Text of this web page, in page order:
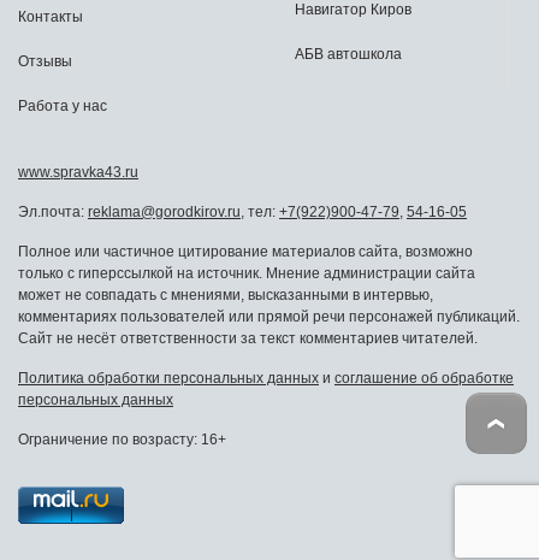
Контакты
Отзывы
Работа у нас
Навигатор Киров
АБВ автошкола
www.spravka43.ru
Эл.почта: reklama@gorodkirov.ru, тел: +7(922)900-47-79, 54-16-05
Полное или частичное цитирование материалов сайта, возможно
только с гиперссылкой на источник. Мнение администрации сайта
может не совпадать с мнениями, высказанными в интервью,
комментариях пользователей или прямой речи персонажей публикаций.
Сайт не несёт ответственности за текст комментариев читателей.
Политика обработки персональных данных и соглашение об обработке
персональных данных
Ограничение по возрасту: 16+